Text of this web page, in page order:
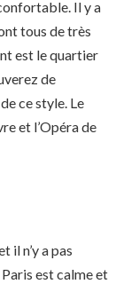
Il y a
tous de très
est le quartier
de
ce style. Le
et l’Opéra de
il n’y a pas
est calme et